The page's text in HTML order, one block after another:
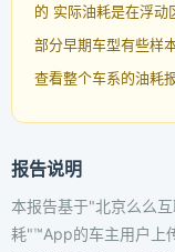
的 实际油耗是在浮动
部分早期车型有些样
查看整个车系的油耗
报告说明
本报告基于"北京么么
耗"™App的车主用户上